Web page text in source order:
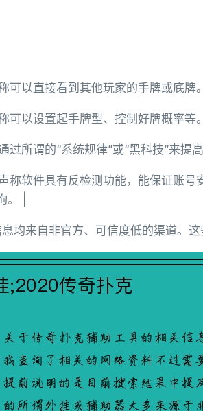
可以直接看到其他玩家的手牌或底牌
可以设置起手牌型、控制好牌概率等
过所谓的“系统规律”或“黑科技”来提
称软件具有反检测功能，能保证账
。 |
均来自非官方、可信度低的渠道。这